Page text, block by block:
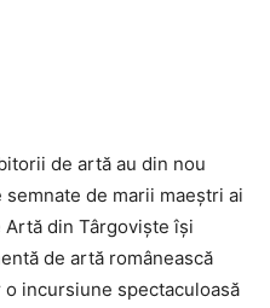
de artă au din nou
de marii maeștri ai
din Târgoviște își
de artă românească
incursiune spectaculoasă